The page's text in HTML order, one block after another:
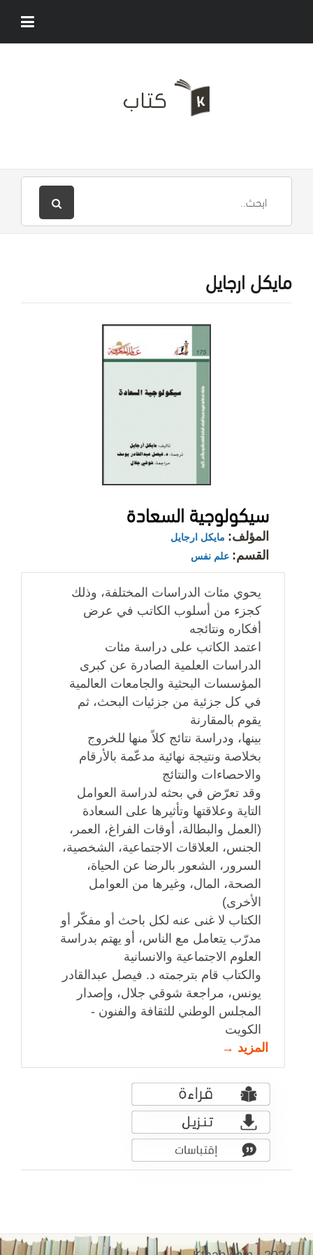
مايكل ارجايل
سيكولوجية السعادة
المؤلف: مايكل ارجايل
القسم: علم نفس
يحوي مئات الدراسات المختلفة، وذلك
كجزء من أسلوب الكاتب في عرض
أفكاره ونتائجه
اعتمد الكاتب على دراسة مئات
الدراسات العلمية الصادرة عن كبرى
المؤسسات البحثية والجامعات العالمية
في كل جزئية من جزئيات البحث، ثم
يقوم بالمقارنة
بينها، ودراسة نتائج كلاً منها للخروج
بخلاصة ونتيجة نهائية مدعّمة بالأرقام
والاحصاءات والنتائج
وقد تعرّض في بحثه لدراسة العوامل
التاية وعلاقتها وتأثيرها على السعادة
(العمل والبطالة، أوقات الفراغ، العمر،
الجنس، العلاقات الاجتماعية، الشخصية،
السرور، الشعور بالرضا عن الحياة،
الصحة، المال، وغيرها من العوامل
الأخرى)
الكتاب لا غنى عنه لكل باحث أو مفكّر أو
مدرّب يتعامل مع الناس، أو يهتم بدراسة
العلوم الاجتماعية والانسانية
والكتاب قام بترجمته د. فيصل عبدالقادر
يونس، مراجعة شوقي جلال، وإصدار
المجلس الوطني للثقافة والفنون -
الكويت
المزيد →